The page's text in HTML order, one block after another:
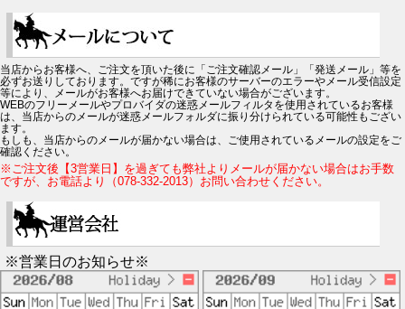
当店からお客様へ、ご注文を頂いた後に「ご注文確認メール」「発送メール」等を
必ずお送りしております。ですが稀にお客様のサーバーのエラーやメール受信設定
等により、メールがお客様へお届けできていない場合がございます。
WEBのフリーメールやプロバイダの迷惑メールフィルタを使用されているお客様
は、当店からのメールが迷惑メールフォルダに振り分けられている可能性もござい
ます。
もしも、当店からのメールが届かない場合は、ご使用されているメールの設定をご
確認ください。
※ご注文後【3営業日】を過ぎても弊社よりメールが届かない場合はお手数
ですが、お電話より（078-332-2013）お問い合わせください。
※営業日のお知らせ※